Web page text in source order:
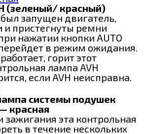
(зеленый/ красный)
был запущен двигатель,
и пристегнуты ремни
нажатии кнопки AUTO
в режим ожидания.
горит этот
лампа AVH
если AVH неисправна.
системы подушек
красная
эта контрольная
в течение нескольких